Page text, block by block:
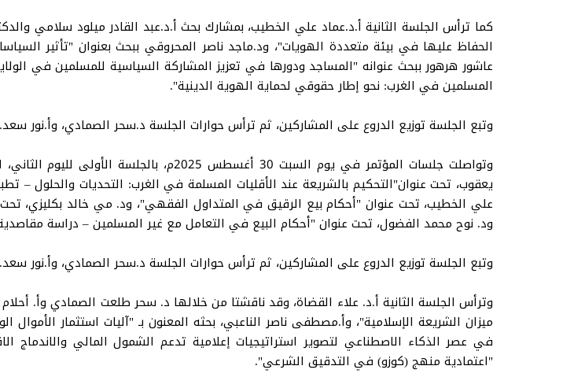
كما ترأس الجلسة الثانية أ.د.عماد علي الخطيب، بمشارك بحث أ.د.عبد القادر ميلود سلامي
الحفاظ عليها في بيئة متعددة الهويات"، ود.ماجد ناصر المحروقي ببحث بعنوان "تأثير
عاشور هرهور ببحث عنوانه "المساجد ودورها في تعزيز المشاركة السياسية للمسلمين في
المسلمين في الغرب: نحو إطار حقوقي لحماية الهوية الدينية".
وتبع الجلسة توزيع الدروع على المشاركين، ثم ترأس حوارات الجلسة د.سحر الصمادي، وأ.نور سعد.
وتواصلت جلسات المؤتمر في يوم السبت 30
يعقوب، تحت عنوان"التحكيم بالشريعة عند الأقليات المسلمة في الغرب: التحديات والحلول –
علي الخطيب، تحت عنوان "أحكام بيع الرقيق في المتداول الفقهي"، ود. مي خالد بكليزي،
ود. نوح محمد الفضول، تحت عنوان "أحكام البيع في التعامل مع غير المسلمين – دراسة مقاصدية
وتبع الجلسة توزيع الدروع على المشاركين، ثم ترأس حوارات الجلسة د.سحر الصمادي، وأ.نور سعد.
وترأس الجلسة الثانية أ.د. علاء القضاة، وقد ناقشتا من خلالها د. سحر طلعت الصمادي وأ.
ميزان الشريعة الإسلامية"، وأ.مصطفى ناصر الناعبي، بحثه المعنون بـ "آليات استثمار الأموال
في عصر الذكاء الاصطناعي لتصوير استراتيجيات إعلامية تدعم الشمول المالي
"اعتمادية منهج (كوزو) في التدقيق الشرعي".